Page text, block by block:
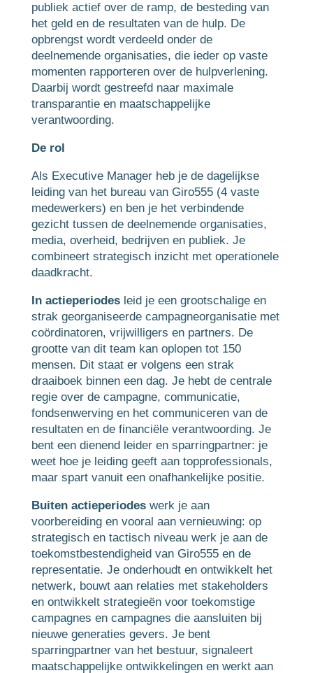
publiek actief over de ramp, de besteding van
het geld en de resultaten van de hulp. De
opbrengst wordt verdeeld onder de
deelnemende organisaties, die ieder op vaste
momenten rapporteren over de hulpverlening.
Daarbij wordt gestreefd naar maximale
transparantie en maatschappelijke
verantwoording.
De rol
Als Executive Manager heb je de dagelijkse
leiding van het bureau van Giro555 (4 vaste
medewerkers) en ben je het verbindende
gezicht tussen de deelnemende organisaties,
media, overheid, bedrijven en publiek. Je
combineert strategisch inzicht met operationele
daadkracht.
In actieperiodesleid je een grootschalige en
strak georganiseerde campagneorganisatie met
coördinatoren, vrijwilligers en partners. De
grootte van dit team kan oplopen tot 150
mensen. Dit staat er volgens een strak
draaiboek binnen een dag. Je hebt de centrale
regie over de campagne, communicatie,
fondsenwerving en het communiceren van de
resultaten en de financiële verantwoording. Je
bent een dienend leider en sparringpartner: je
weet hoe je leiding geeft aan topprofessionals,
maar spart vanuit een onafhankelijke positie.
Buiten actieperiodeswerk je aan
voorbereiding en vooral aan vernieuwing: op
strategisch en tactisch niveau werk je aan de
toekomstbestendigheid van Giro555 en de
representatie. Je onderhoudt en ontwikkelt het
netwerk, bouwt aan relaties met stakeholders
en ontwikkelt strategieën voor toekomstige
campagnes en campagnes die aansluiten bij
nieuwe generaties gevers. Je bent
sparringpartner van het bestuur, signaleert
maatschappelijke ontwikkelingen en werkt aan